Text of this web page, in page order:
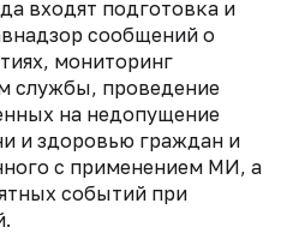
входят подготовка и
сообщений о
мониторинг
службы, проведение
на недопущение
и здоровью граждан и
с применением МИ, а
событий при